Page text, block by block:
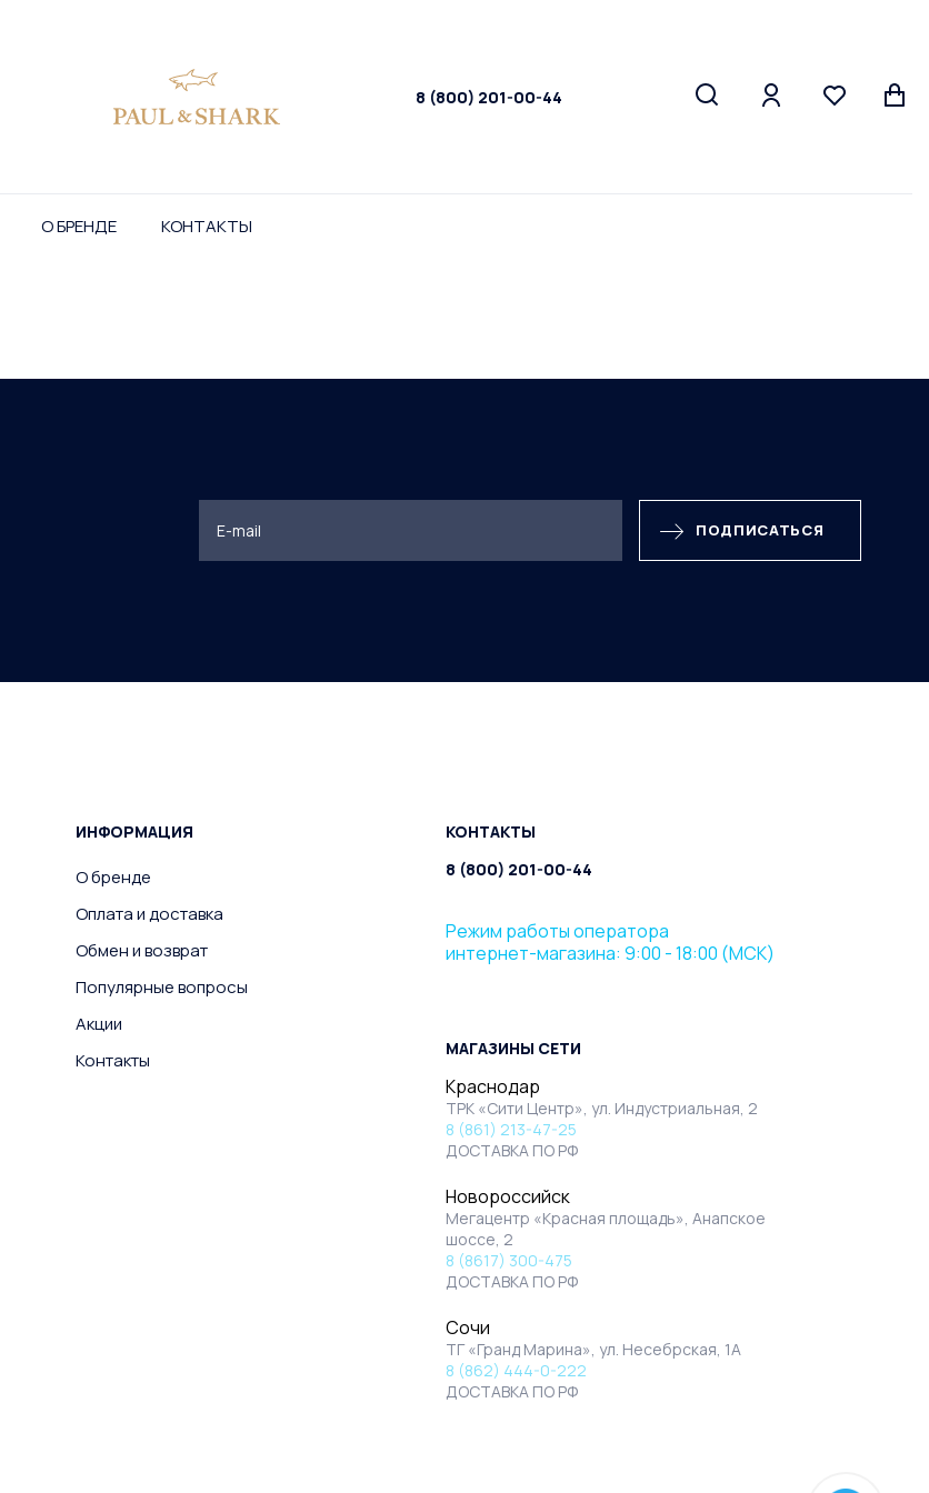
8 (800) 201-00-44
О БРЕНДЕ КОНТАКТЫ
ПОДПИСАТЬСЯ
ИНФОРМАЦИЯ
О бренде
Оплата и доставка
Обмен и возврат
Популярные вопросы
Акции
Контакты
КОНТАКТЫ
8 (800) 201-00-44
Режим работы оператора
интернет-магазина: 9:00 - 18:00 (МСК)
МАГАЗИНЫ СЕТИ
Краснодар
ТРК «Сити Центр», ул. Индустриальная, 2
8 (861) 213-47-25
ДОСТАВКА ПО РФ
Новороссийск
Мегацентр «Красная площадь», Анапское
шоссе, 2
8 (8617) 300-475
ДОСТАВКА ПО РФ
Сочи
ТГ «Гранд Марина», ул. Несебрская, 1А
8 (862) 444-0-222
ДОСТАВКА ПО РФ